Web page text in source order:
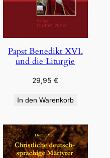
Papst Benedikt XVI.
und die Liturgie
29,95€
In den Warenkorb